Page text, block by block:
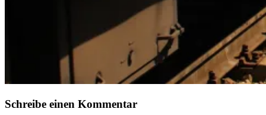
Schreibe einen Kommentar